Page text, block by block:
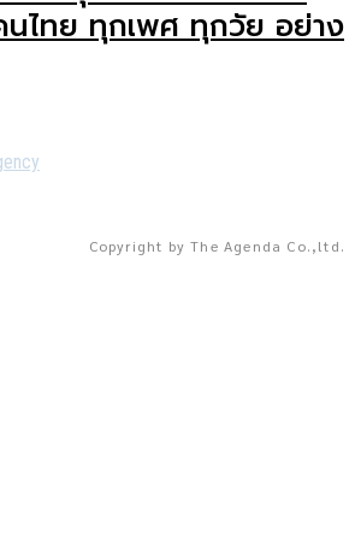
นไทย ทุกเพศ ทุกวัย อย่าง
Copyright by The Agenda Co.,ltd.